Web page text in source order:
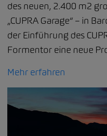
des neuen, 2.400 m2
„CUPRA Garage“ – in
der Einführung des
Formentor eine neue
Mehr erfahren